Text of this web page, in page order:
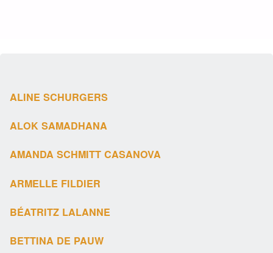
ALINE SCHURGERS
ALOK SAMADHANA
AMANDA SCHMITT CASANOVA
ARMELLE FILDIER
BÉATRITZ LALANNE
BETTINA DE PAUW